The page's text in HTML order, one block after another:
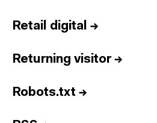
Retail digital →
Returning visitor→
Robots.txt →